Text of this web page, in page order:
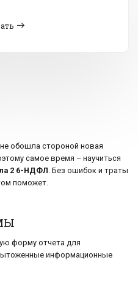
не обошла стороной новая
самое время – научиться
2 6-НДФЛ. Без ошибок и траты
поможет.
форму отчета для
информационные